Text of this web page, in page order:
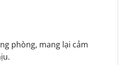
phòng, mang lại cảm